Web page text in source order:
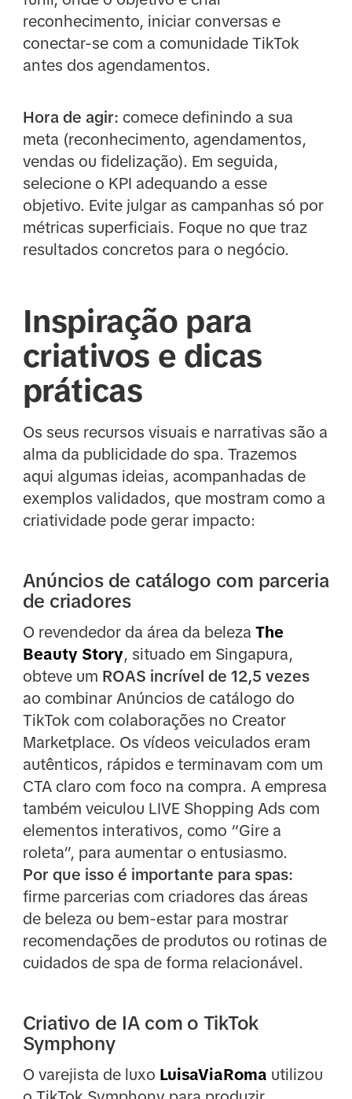
reconhecimento, iniciar conversas e
conectar-se com a comunidade TikTok
antes dos agendamentos.
Hora de agir: comece definindo a sua
meta (reconhecimento, agendamentos,
vendas ou fidelização). Em seguida,
selecione o KPI adequando a esse
objetivo. Evite julgar as campanhas só por
métricas superficiais. Foque no que traz
resultados concretos para o negócio.
Inspiração para
criativos e dicas
práticas
Os seus recursos visuais e narrativas são a
alma da publicidade do spa. Trazemos
aqui algumas ideias, acompanhadas de
exemplos validados, que mostram como a
criatividade pode gerar impacto:
Anúncios de catálogo com parceria
de criadores
O revendedor da área da beleza The
Beauty Story, situado em Singapura,
obteve um ROAS incrível de 12,5 vezes
ao combinar Anúncios de catálogo do
TikTok com colaborações no Creator
Marketplace. Os vídeos veiculados eram
autênticos, rápidos e terminavam com um
CTA claro com foco na compra. A empresa
também veiculou LIVE Shopping Ads com
elementos interativos, como “Gire a
roleta”, para aumentar o entusiasmo.
Por que isso é importante para spas:
firme parcerias com criadores das áreas
de beleza ou bem-estar para mostrar
recomendações de produtos ou rotinas de
cuidados de spa de forma relacionável.
Criativo de IA com o TikTok
Symphony
O varejista de luxo LuisaViaRoma utilizou